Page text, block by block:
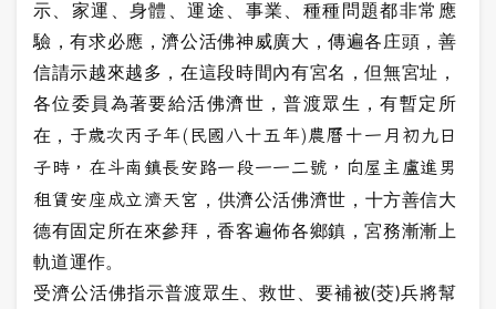
示、家運、身體、運途、事業、種種問題都非常應
驗，有求必應，濟公活佛神威廣大，傳遍各庄頭，善
信請示越來越多，在這段時間內有宮名，但無宮址，
各位委員為著要給活佛濟世，普渡眾生，有暫定所
在， 于歲次丙子年(民國八十五年)農曆十一月初九日
子時，在斗南鎮長安路一段一一二號，向屋主盧進男
租賃安座成立濟天宮 ，供濟公活佛濟世，十方善信大
德有固定所在來參拜，香客遍佈各鄉鎮，宮務漸漸上
軌道運作。
受濟公活佛指示普渡眾生、救世、要補被(茭)兵將幫